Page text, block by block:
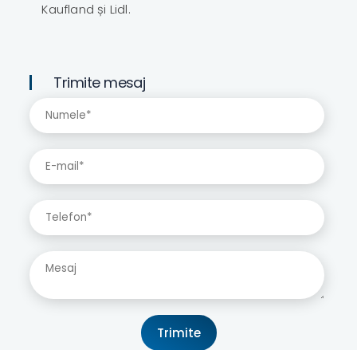
Kaufland și Lidl.
Trimite mesaj